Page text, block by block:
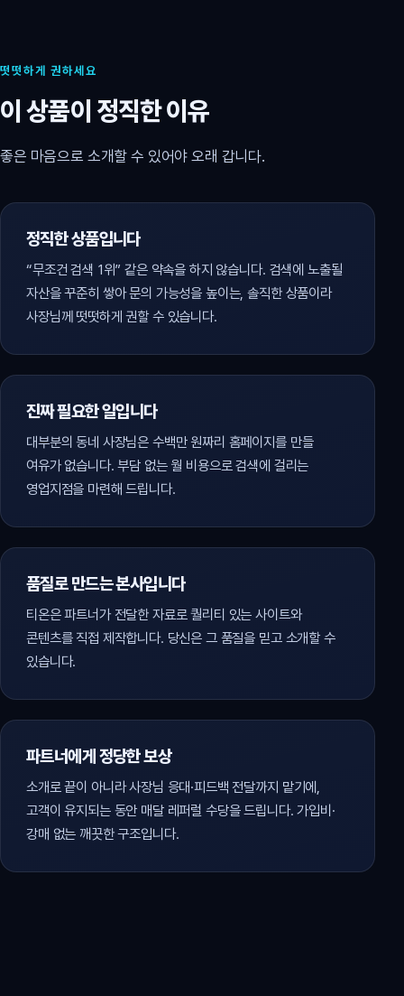
떳떳하게 권하세요
이 상품이 정직한 이유
좋은 마음으로 소개할 수 있어야 오래 갑니다.
정직한 상품입니다
“무조건 검색 1위” 같은 약속을 하지 않습니다. 검색에 노출될
자산을 꾸준히 쌓아 문의 가능성을 높이는, 솔직한 상품이라
사장님께 떳떳하게 권할 수 있습니다.
진짜 필요한 일입니다
대부분의 동네 사장님은 수백만 원짜리 홈페이지를 만들
여유가 없습니다. 부담 없는 월 비용으로 검색에 걸리는
영업지점을 마련해 드립니다.
품질로 만드는 본사입니다
티온은 파트너가 전달한 자료로 퀄리티 있는 사이트와
콘텐츠를 직접 제작합니다. 당신은 그 품질을 믿고 소개할 수
있습니다.
파트너에게 정당한 보상
소개로 끝이 아니라 사장님 응대·피드백 전달까지 맡기에,
고객이 유지되는 동안 매달 레퍼럴 수당을 드립니다. 가입비·
강매 없는 깨끗한 구조입니다.